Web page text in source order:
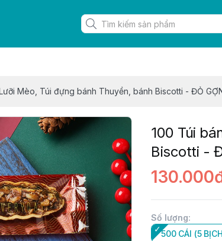
Mèo, Túi đựng bánh Thuyền, bánh Biscotti - ĐỎ
100 Túi
Biscotti -
Số lượng:
500 CÁI (5